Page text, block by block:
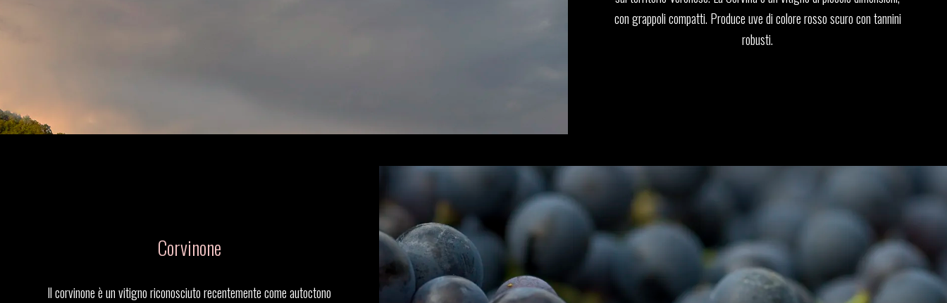
con grappoli compatti. Produce uve di colore rosso scuro con tannini
robusti.
Corvinone
Il corvinone è un vitigno riconosciuto recentemente come autoctono